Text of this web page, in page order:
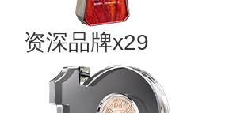
资深品牌x29